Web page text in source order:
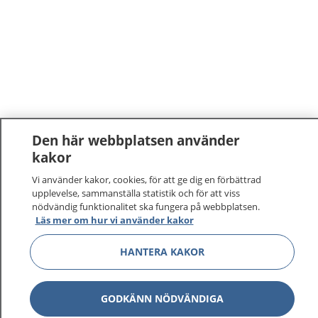
Den här webbplatsen använder
kakor
Vi använder kakor, cookies, för att ge dig en förbättrad
upplevelse, sammanställa statistik och för att viss
nödvändig funktionalitet ska fungera på webbplatsen.
Läs mer om hur vi använder kakor
HANTERA KAKOR
GODKÄNN NÖDVÄNDIGA